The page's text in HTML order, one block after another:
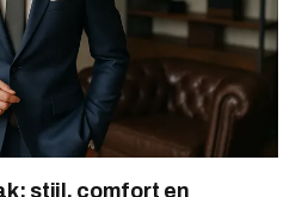
stijl, comfort en